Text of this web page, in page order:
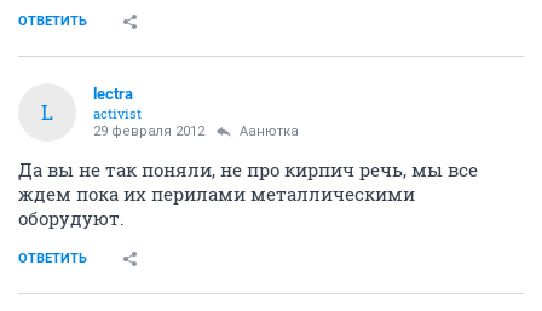
ОТВЕТИТЬ
L
lectra
activist
29 февраля 2012 Аанютка
Да вы не так поняли, не про кирпич речь, мы все
ждем пока их перилами металлическими
оборудуют.
ОТВЕТИТЬ